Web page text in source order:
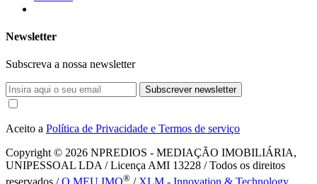
Newsletter
Subscreva a nossa newsletter
Subscrever newsletter
Aceito a Política de Privacidade e Termos de serviço
Copyright © 2026 NPREDIOS - MEDIAÇÃO IMOBILIÁRIA,
UNIPESSOAL LDA / Licença AMI 13228 / Todos os direitos
reservados /O MEU IMO® / XLM - Innovation & Technology